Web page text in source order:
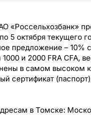
«Россельхозбанк»
5 октября текущего
предложение – 10%
и 2000 FRA CFA,
в самом высоком
сертификат
в Томске: